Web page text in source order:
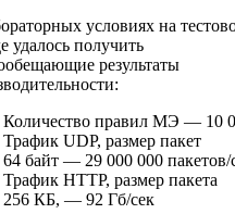
условиях на
удалось получить
результаты
Количество правил МЭ — 10
Трафик UDP, размер пакет
64 байт — 29 000 000 пакетов/
Трафик HTTP, размер пакета
256 КБ, — 92 Гб/сек